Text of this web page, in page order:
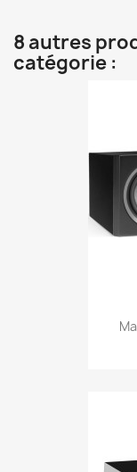
8 autres
catégorie :